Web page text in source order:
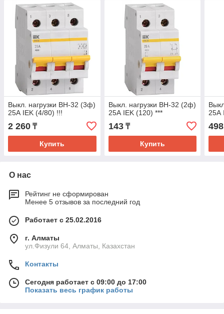
Выкл. нагрузки ВН-32 (3ф)
25А IEK (4/80) !!!
2 260 ₸
Купить
Выкл. нагрузки ВН-32 (2ф)
25А IEK (120) ***
143₸
Купить
25А
498
О нас
Рейтинг не сформирован
Менее 5 отзывов за последний год
Работает с 25.02.2016
г. Алматы
ул.Физули 64, Алматы, Казахстан
Контакты
Сегодня работает с 09:00 до 17:00
Показать весь график работы